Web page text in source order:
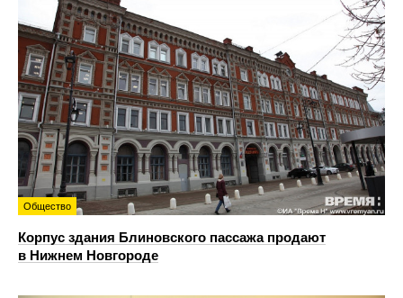
Общество
Корпус здания Блиновского пассажа продают
в Нижнем Новгороде